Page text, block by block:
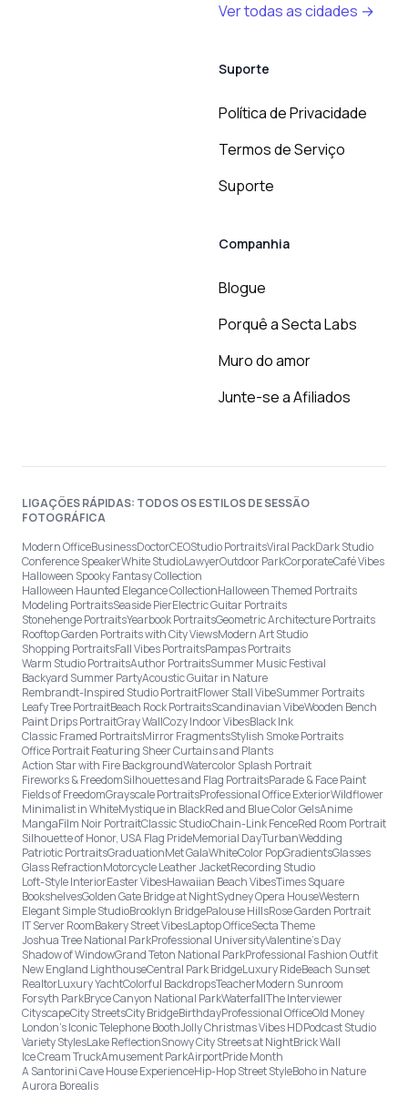
Ver todas as cidades →
Suporte
Política de Privacidade
Termos de Serviço
Suporte
Companhia
Blogue
Porquê a Secta Labs
Muro do amor
Junte-se a Afiliados
LIGAÇÕES RÁPIDAS: TODOS OS ESTILOS DE SESSÃO
FOTOGRÁFICA
Modern OfficeBusinessDoctorCEOStudio PortraitsViral PackDark Studio
Conference SpeakerWhite StudioLawyerOutdoor ParkCorporateCafé Vibes
Halloween Spooky Fantasy Collection
Halloween Haunted Elegance CollectionHalloween Themed Portraits
Modeling PortraitsSeaside PierElectric Guitar Portraits
Stonehenge PortraitsYearbook PortraitsGeometric Architecture Portraits
Rooftop Garden Portraits with City ViewsModern Art Studio
Shopping PortraitsFall Vibes PortraitsPampas Portraits
Warm Studio PortraitsAuthor PortraitsSummer Music Festival
Backyard Summer PartyAcoustic Guitar in Nature
Rembrandt-Inspired Studio PortraitFlower Stall VibeSummer Portraits
Leafy Tree PortraitBeach Rock PortraitsScandinavian VibeWooden Bench
Paint Drips PortraitGray WallCozy Indoor VibesBlack Ink
Classic Framed PortraitsMirror FragmentsStylish Smoke Portraits
Office Portrait Featuring Sheer Curtains and Plants
Action Star with Fire BackgroundWatercolor Splash Portrait
Fireworks & FreedomSilhouettes and Flag PortraitsParade & Face Paint
Fields of FreedomGrayscale PortraitsProfessional Office ExteriorWildflower
Minimalist in WhiteMystique in BlackRed and Blue Color GelsAnime
MangaFilm Noir PortraitClassic StudioChain-Link FenceRed Room Portrait
Silhouette of Honor, USA Flag PrideMemorial DayTurbanWedding
Patriotic PortraitsGraduationMet GalaWhiteColor PopGradientsGlasses
Glass RefractionMotorcycle Leather JacketRecording Studio
Loft-Style InteriorEaster VibesHawaiian Beach VibesTimes Square
BookshelvesGolden Gate Bridge at NightSydney Opera HouseWestern
Elegant Simple StudioBrooklyn BridgePalouse HillsRose Garden Portrait
IT Server RoomBakery Street VibesLaptop OfficeSecta Theme
Joshua Tree National ParkProfessional UniversityValentine's Day
Shadow of WindowGrand Teton National ParkProfessional Fashion Outfit
New England LighthouseCentral Park BridgeLuxury RideBeach Sunset
RealtorLuxury YachtColorful BackdropsTeacherModern Sunroom
Forsyth ParkBryce Canyon National ParkWaterfallThe Interviewer
CityscapeCity StreetsCity BridgeBirthdayProfessional OfficeOld Money
London’s Iconic Telephone BoothJolly Christmas Vibes HDPodcast Studio
Variety StylesLake ReflectionSnowy City Streets at NightBrick Wall
Ice Cream TruckAmusement ParkAirportPride Month
A Santorini Cave House ExperienceHip-Hop Street StyleBoho in Nature
Aurora Borealis